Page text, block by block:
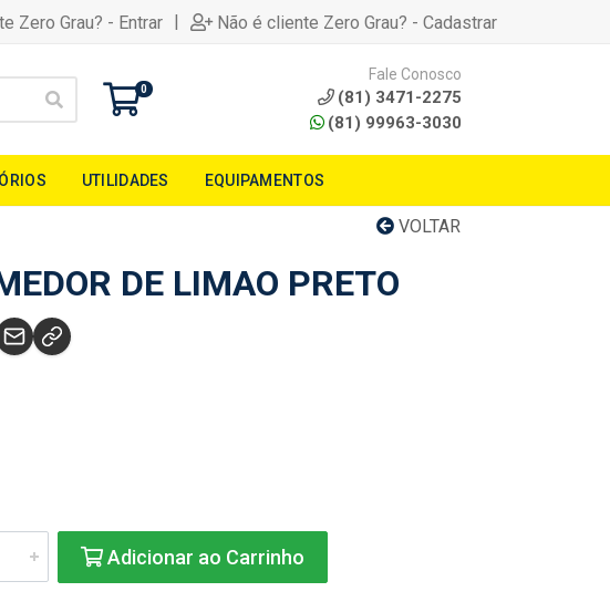
Zero Grau? - Entrar | Não é cliente Zero Grau? - Cadastrar
0
Fale Conosco
(81) 3471-2275
(81) 99963-3030
UTILIDADES EQUIPAMENTOS
VOLTAR
DE LIMAO PRETO
Adicionar ao Carrinho